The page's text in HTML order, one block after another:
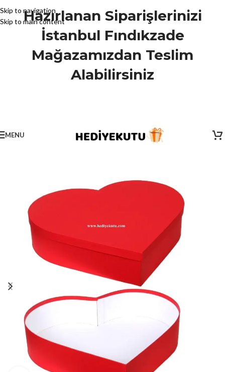
Skip to navigation
Skip to main content
Hazırlanan Siparişlerinizi
İstanbul Fındıkzade
Mağazamızdan Teslim
Alabilirsiniz
MENU